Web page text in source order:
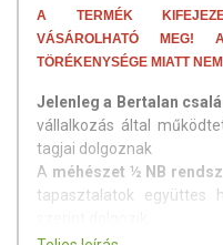
A TERMÉK
VÁSÁROLHATÓ MEG!
TÖRÉKENYSÉGE MIATT
Jelenleg a Bertalan
vállalkozás által
tagjai dolgoznak
A méhészet ½ NB
tapasztalatok együttes